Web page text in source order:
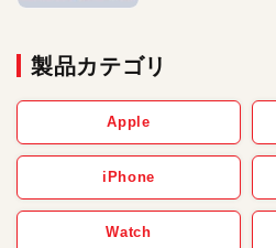
製品カテゴリ
Apple
iPhone
Watch